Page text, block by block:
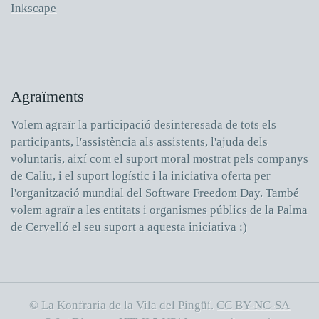
Inkscape
Agraïments
Volem agraïr la participació desinteresada de tots els
participants, l'assistència als assistents, l'ajuda dels
voluntaris, així com el suport moral mostrat pels companys
de Caliu, i el suport logístic i la iniciativa oferta per
l'organització mundial del Software Freedom Day. També
volem agraïr a les entitats i organismes públics de la Palma
de Cervelló el seu suport a aquesta iniciativa ;)
© La Konfraria de la Vila del Pingüí. CC BY-NC-SA